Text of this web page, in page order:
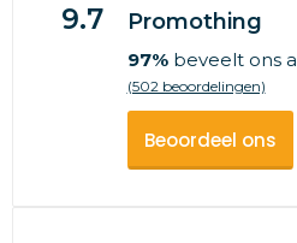
9.7 Promothing
97%beveelt ons
(502 beoordelingen)
Beoordeel ons